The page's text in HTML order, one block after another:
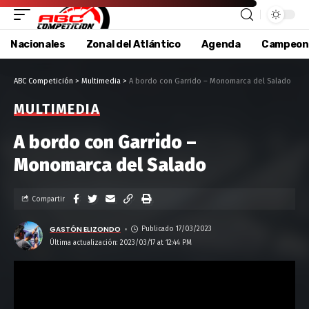
Nacionales Zonal del Atlántico Agenda
ABC Competición > Multimedia > A bordo con Garrido – Monomarca del Salado
MULTIMEDIA
A bordo con Garrido –
Monomarca del Salado
Última actualización: 2023/03/17 at 12:44 PM
GASTÓN ELIZONDO Publicado 17/03/2023
Compartir